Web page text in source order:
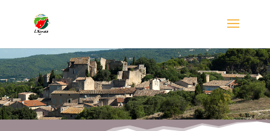
Démarches Administratives